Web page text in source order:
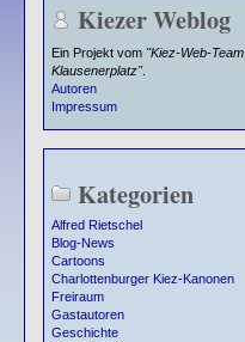
Kiezer Weblog
Ein Projekt vom "Kiez-Web-Team
Klausenerplatz".
Autoren
Impressum
Kategorien
Alfred Rietschel
Blog-News
Cartoons
Charlottenburger Kiez-Kanonen
Freiraum
Gastautoren
Geschichte